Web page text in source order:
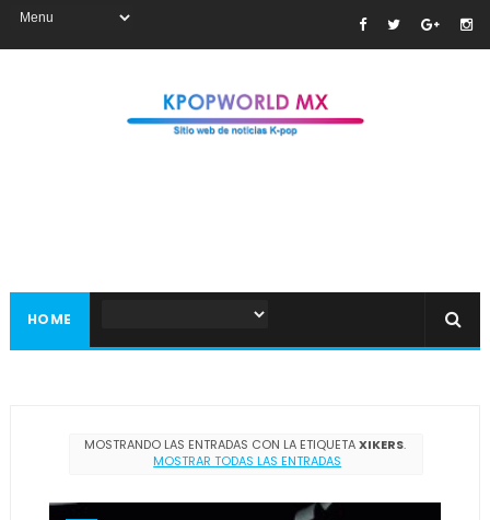
HOME
MOSTRANDO LAS ENTRADAS CON LA ETIQUETAXIKERS.
MOSTRAR TODAS LAS ENTRADAS